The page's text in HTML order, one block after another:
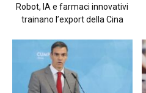
Robot, IA e farmaci innovativi
trainano l’export della Cina